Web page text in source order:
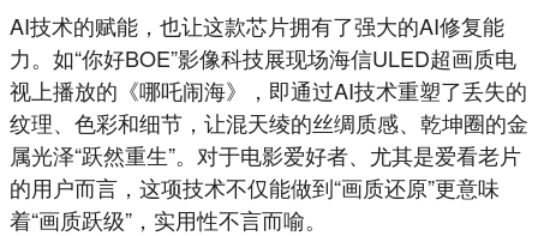
AI技术的赋能，也让这款芯片拥有了强大的AI修复能
力。如“你好BOE”影像科技展现场海信ULED超画质电
视上播放的《哪吒闹海》，即通过AI技术重塑了丢失的
纹理、色彩和细节，让混天绫的丝绸质感、乾坤圈的金
属光泽“跃然重生”。对于电影爱好者、尤其是爱看老片
的用户而言，这项技术不仅能做到“画质还原”更意味
着“画质跃级”，实用性不言而喻。